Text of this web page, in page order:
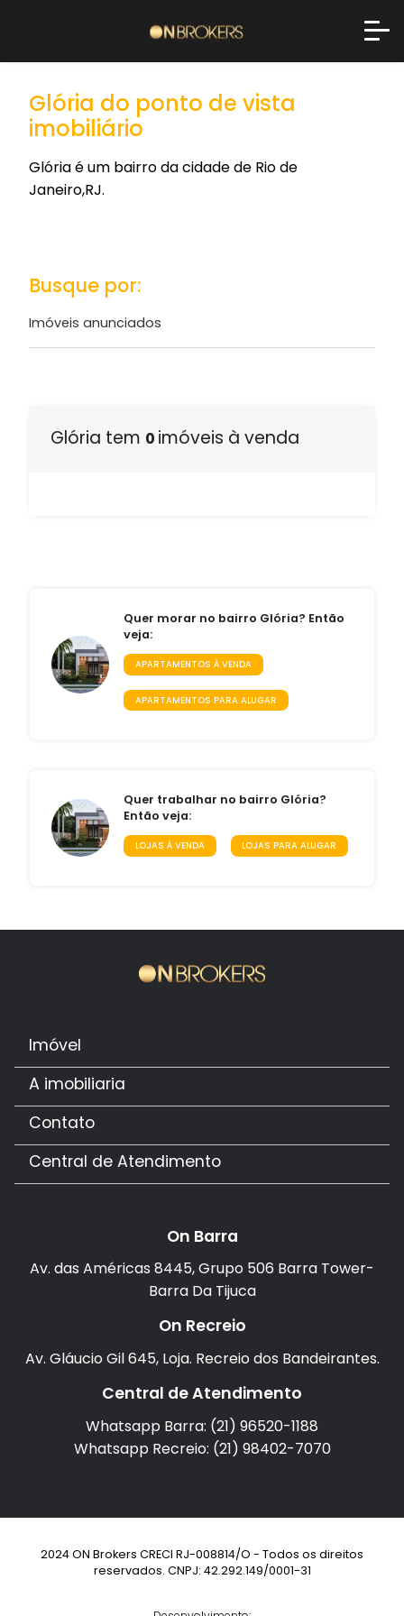
Glória do ponto de vista
imobiliário
Glória é um bairro da cidade de Rio de
Janeiro,RJ.
Busque por:
Imóveis anunciados
Glória tem 0 imóveis à venda
Quer morar no bairro Glória? Então
veja:
APARTAMENTOS À VENDA
APARTAMENTOS PARA ALUGAR
Quer trabalhar no bairro Glória?
Então veja:
LOJAS À VENDA LOJAS PARA ALUGAR
Imóvel
A imobiliaria
Contato
Central de Atendimento
On Barra
Av. das Américas 8445, Grupo 506 Barra Tower-
Barra Da Tijuca
On Recreio
Av. Gláucio Gil 645, Loja. Recreio dos Bandeirantes.
Central de Atendimento
Whatsapp Barra: (21) 96520-1188
Whatsapp Recreio: (21) 98402-7070
2024 ON Brokers CRECI RJ-008814/O - Todos os direitos
reservados. CNPJ: 42.292.149/0001-31